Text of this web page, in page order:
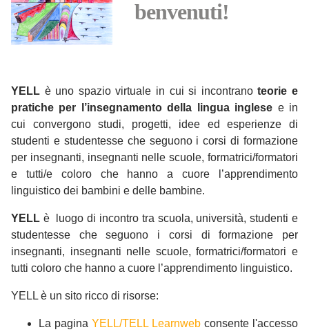
benvenuti!
YELL è uno spazio virtuale in cui si incontranoteorie e
pratiche per l’insegnamento della
lingua inglese e in
cui convergono studi, progetti, idee ed esperienze di
studenti e studentesse che seguono i corsi di formazione
per insegnanti, insegnanti nelle scuole, formatrici/formatori
e tutti/e coloro che hanno a cuore l’apprendimento
linguistico dei bambini e delle bambine.
YELL è luogo di incontro tra scuola, università, studenti e
studentesse che seguono i corsi di formazione per
insegnanti, insegnanti nelle scuole, formatrici/formatori e
tutti coloro che hanno a cuore l’apprendimento linguistico.
YELL è un sito ricco di risorse:
La pagina YELL/TELL Learnweb consente l'accesso